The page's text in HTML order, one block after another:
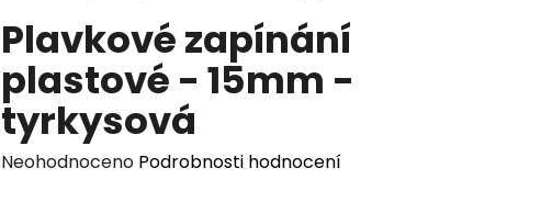
Plavkové zapínání
plastové - 15mm -
tyrkysová
Průměrné
Neohodnoceno Podrobnosti hodnocení